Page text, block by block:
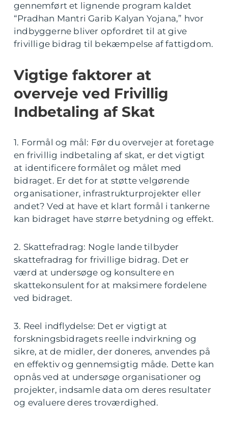
gennemført et lignende program kaldet
“Pradhan Mantri Garib Kalyan Yojana,” hvor
indbyggerne bliver opfordret til at give
frivillige bidrag til bekæmpelse af fattigdom.
Vigtige faktorer at
overveje ved Frivillig
Indbetaling af Skat
1. Formål og mål: Før du overvejer at foretage
en frivillig indbetaling af skat, er det vigtigt
at identificere formålet og målet med
bidraget. Er det for at støtte velgørende
organisationer, infrastrukturprojekter eller
andet? Ved at have et klart formål i tankerne
kan bidraget have større betydning og effekt.
2. Skattefradrag: Nogle lande tilbyder
skattefradrag for frivillige bidrag. Det er
værd at undersøge og konsultere en
skattekonsulent for at maksimere fordelene
ved bidraget.
3. Reel indflydelse: Det er vigtigt at
forskningsbidragets reelle indvirkning og
sikre, at de midler, der doneres, anvendes på
en effektiv og gennemsigtig måde. Dette kan
opnås ved at undersøge organisationer og
projekter, indsamle data om deres resultater
og evaluere deres troværdighed.